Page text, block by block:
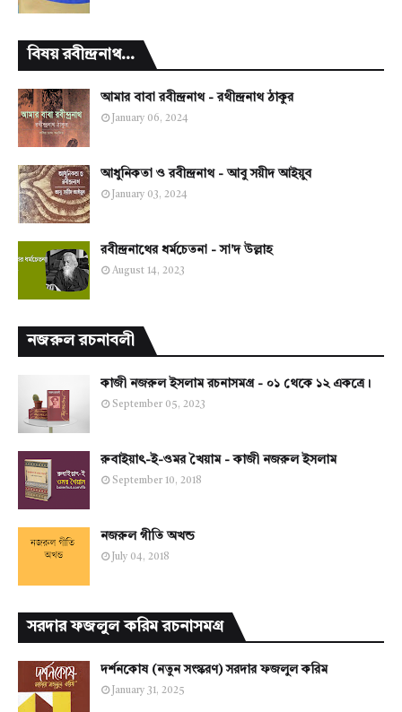
বিষয় রবীন্দ্রনাথ...
আমার বাবা রবীন্দ্রনাথ - রথীন্দ্রনাথ ঠাকুর
January 06, 2024
আধুনিকতা ও রবীন্দ্রনাথ - আবু সয়ীদ আইয়ুব
January 03, 2024
রবীন্দ্রনাথের ধর্মচেতনা - সা'দ উল্লাহ
August 14, 2023
নজরুল রচনাবলী
কাজী নজরুল ইসলাম রচনাসমগ্র - ০১ থেকে ১২ একত্রে।
September 05, 2023
রুবাইয়াৎ-ই-ওমর খৈয়াম - কাজী নজরুল ইসলাম
September 10, 2018
নজরুল গীতি অখন্ড
July 04, 2018
সরদার ফজলুল করিম রচনাসমগ্র
দর্শনকোষ (নতুন সংস্করণ) সরদার ফজলুল করিম
January 31, 2025